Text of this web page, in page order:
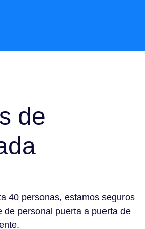
de
40 personas, estamos seguros
personal puerta a puerta de